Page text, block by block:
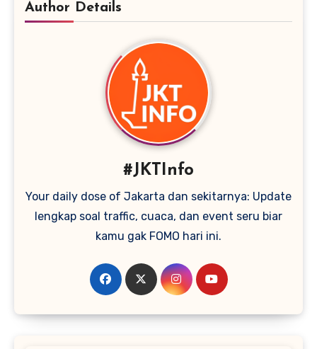
Author Details
#JKTInfo
Your daily dose of Jakarta dan sekitarnya: Update
lengkap soal traffic, cuaca, dan event seru biar
kamu gak FOMO hari ini.